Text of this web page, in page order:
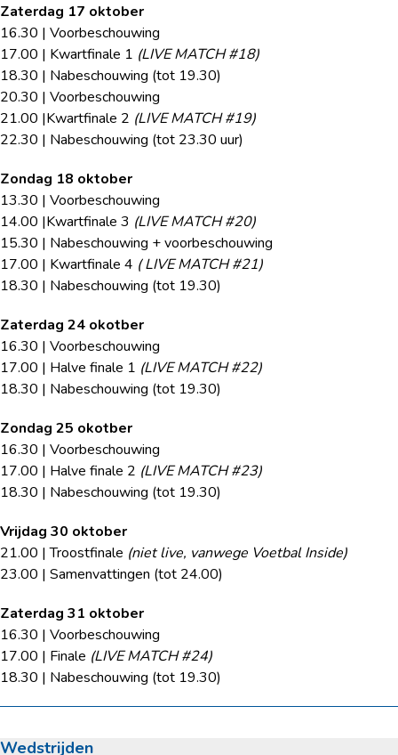
Zaterdag 17 oktober
16.30 | Voorbeschouwing
17.00 | Kwartfinale 1 (LIVE MATCH #18)
18.30 | Nabeschouwing (tot 19.30)
20.30 | Voorbeschouwing
21.00 |Kwartfinale 2 (LIVE MATCH #19)
22.30 | Nabeschouwing (tot 23.30 uur)
Zondag 18 oktober
13.30 | Voorbeschouwing
14.00 |Kwartfinale 3 (LIVE MATCH #20)
15.30 | Nabeschouwing + voorbeschouwing
17.00 | Kwartfinale 4 ( LIVE MATCH #21)
18.30 | Nabeschouwing (tot 19.30)
Zaterdag 24 okotber
16.30 | Voorbeschouwing
17.00 | Halve finale 1 (LIVE MATCH #22)
18.30 | Nabeschouwing (tot 19.30)
Zondag 25 okotber
16.30 | Voorbeschouwing
17.00 | Halve finale 2 (LIVE MATCH #23)
18.30 | Nabeschouwing (tot 19.30)
Vrijdag 30 oktober
21.00 | Troostfinale (niet live, vanwege Voetbal Inside)
23.00 | Samenvattingen (tot 24.00)
Zaterdag 31 oktober
16.30 | Voorbeschouwing
17.00 | Finale (LIVE MATCH #24)
18.30 | Nabeschouwing (tot 19.30)
Wedstrijden